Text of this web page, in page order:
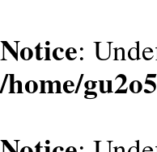
Notice:
/home/